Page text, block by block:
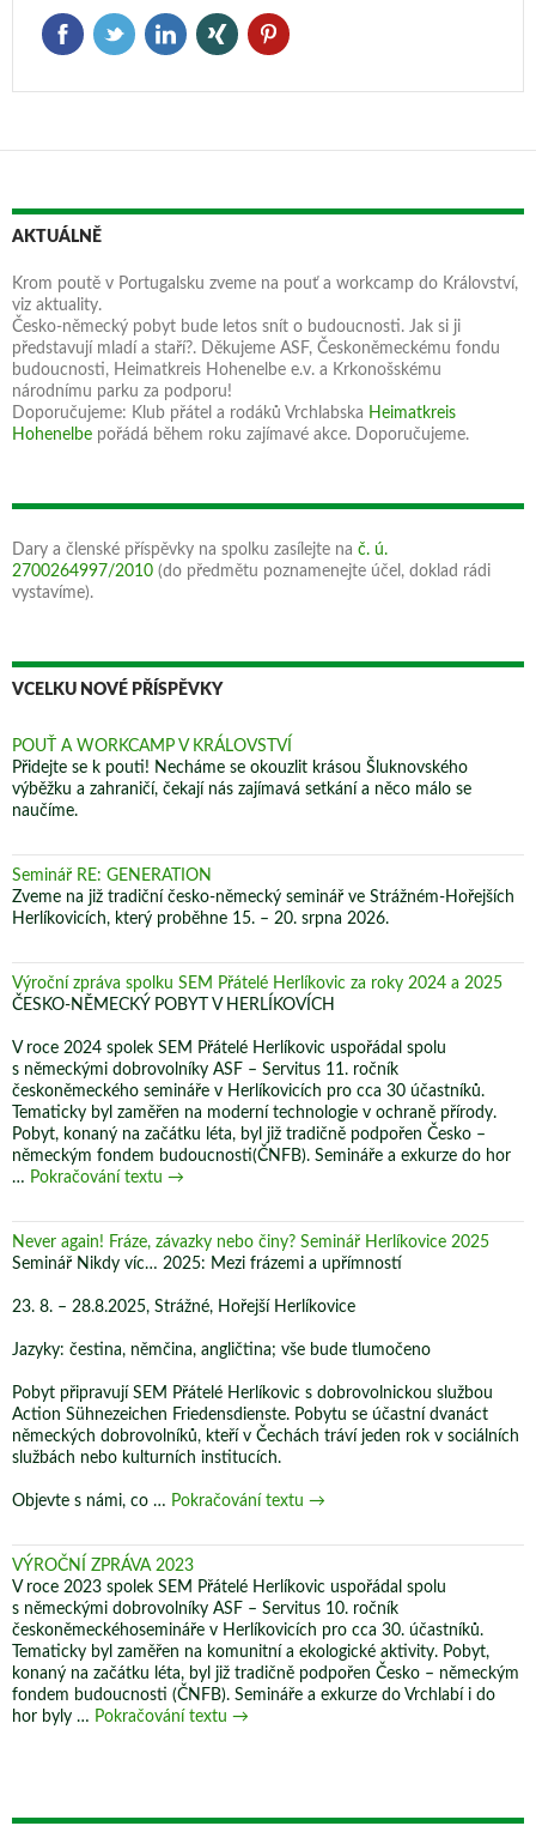
AKTUÁLNĚ
Krom poutě v Portugalsku zveme na pouť a workcamp do Království,
viz aktuality.
Česko-německý pobyt bude letos snít o budoucnosti. Jak si ji
představují mladí a staří?. Děkujeme ASF, Českoněmeckému fondu
budoucnosti, Heimatkreis Hohenelbe e.v. a Krkonošskému
národnímu parku za podporu!
Doporučujeme: Klub přátel a rodáků Vrchlabska Heimatkreis
Hohenelbe pořádá během roku zajímavé akce. Doporučujeme.
Dary a členské příspěvky na spolku zasílejte na č. ú.
2700264997/2010 (do předmětu poznamenejte účel, doklad rádi
vystavíme).
VCELKU NOVÉ PŘÍSPĚVKY
POUŤ A WORKCAMP V KRÁLOVSTVÍ
Přidejte se k pouti! Necháme se okouzlit krásou Šluknovského
výběžku a zahraničí, čekají nás zajímavá setkání a něco málo se
naučíme.
Seminář RE: GENERATION
Zveme na již tradiční česko-německý seminář ve Strážném-Hořejších
Herlíkovicích, který proběhne 15. – 20. srpna 2026.
Výroční zpráva spolku SEM Přátelé Herlíkovic za roky 2024 a 2025
ČESKO-NĚMECKÝ POBYT V HERLÍKOVÍCH
V roce 2024 spolek SEM Přátelé Herlíkovic uspořádal spolu
s německými dobrovolníky ASF – Servitus 11. ročník
českoněmeckého semináře v Herlíkovicích pro cca 30 účastníků.
Tematicky byl zaměřen na moderní technologie v ochraně přírody.
Pobyt, konaný na začátku léta, byl již tradičně podpořen Česko –
německým fondem budoucnosti(ČNFB). Semináře a exkurze do hor
… Pokračování textu Výroční
spolku
SEM
Přátelé
za
2024
2025
→
Never again! Fráze, závazky nebo činy? Seminář Herlíkovice 2025
Seminář Nikdy víc… 2025: Mezi frázemi a upřímností
23. 8. – 28.8.2025, Strážné, Hořejší Herlíkovice
Jazyky: čestina, němčina, angličtina; vše bude tlumočeno
Pobyt připravují SEM Přátelé Herlíkovic s dobrovolnickou službou
Action Sühnezeichen Friedensdienste. Pobytu se účastní dvanáct
německých dobrovolníků, kteří v Čechách tráví jeden rok v sociálních
službách nebo kulturních institucích.
Objevte s námi, co … Pokračování textu Never
Fráze,
nebo
činy?
Seminář
Herlíkovice
2025
→
VÝROČNÍ ZPRÁVA 2023
V roce 2023 spolek SEM Přátelé Herlíkovic uspořádal spolu
s německými dobrovolníky ASF – Servitus 10. ročník
českoněmeckéhosemináře v Herlíkovicích pro cca 30. účastníků.
Tematicky byl zaměřen na komunitní a ekologické aktivity. Pobyt,
konaný na začátku léta, byl již tradičně podpořen Česko – německým
fondem budoucnosti (ČNFB). Semináře a exkurze do Vrchlabí i do
hor byly … Pokračování textu VÝROČNÍ
→